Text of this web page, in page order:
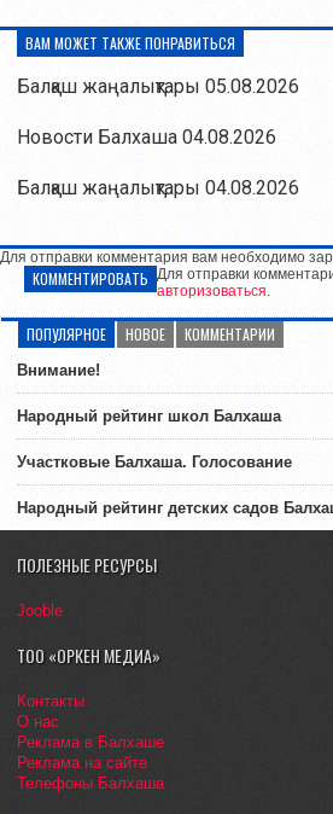
ВАМ МОЖЕТ ТАКЖЕ ПОНРАВИТЬСЯ
Балқаш жаңалықтары 05.08.2026
Новости Балхаша 04.08.2026
Балқаш жаңалықтары 04.08.2026
Для отправки комментария вам необходимо
КОММЕНТИРОВАТЬ Для отправки
авторизоваться.
ПОПУЛЯРНОЕ НОВОЕ КОММЕНТАРИИ
Внимание!
Народный рейтинг школ Балхаша
Участковые Балхаша. Голосование
Народный рейтинг детских садов
ПОЛЕЗНЫЕ РЕСУРСЫ
Jooble
ТОО «ОРКЕН МЕДИА»
Контакты
О нас
Реклама в Балхаше
Реклама на сайте
Телефоны Балхаша